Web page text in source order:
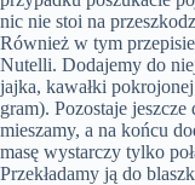
nic nie stoi na
Również w tym
Nutelli. Dodajemy do
jajka, kawałki
gram). Pozostaje jeszcze
mieszamy, a na końcu
masę wystarczy tylko
Przekładamy ją do